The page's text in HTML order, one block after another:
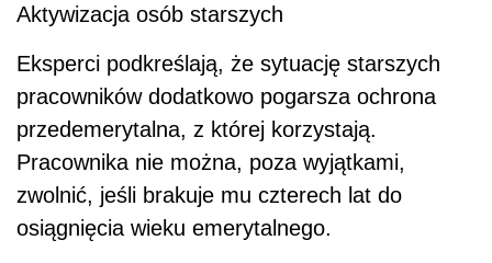
Aktywizacja osób starszych
Eksperci podkreślają, że sytuację starszych
pracowników dodatkowo pogarsza ochrona
przedemerytalna, z której korzystają.
Pracownika nie można, poza wyjątkami,
zwolnić, jeśli brakuje mu czterech lat do
osiągnięcia wieku emerytalnego.